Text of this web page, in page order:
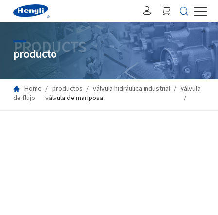
PRODUCTS
producto
Home productos válvula hidráulica industrial
válvula
de flujo
válvula de mariposa